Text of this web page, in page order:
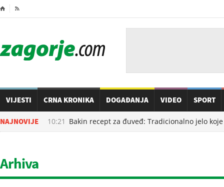
⌂ 
VIJESTI CRNA KRONIKA DOGAĐANJA VIDEO SPORT
NAJNOVIJE
u 10:21 Bakin recept za đuveđ: Tradicionalno jelo koje
Arhiva